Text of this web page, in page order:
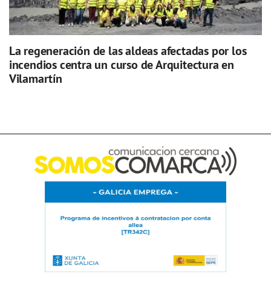
La regeneración de las aldeas afectadas por los
incendios centra un curso de Arquitectura en
Vilamartín